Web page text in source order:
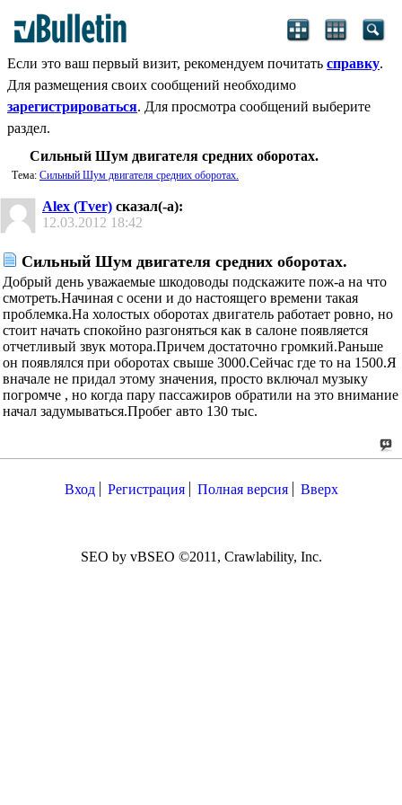
Если это ваш первый визит, рекомендуем почитать справку.
Для размещения своих сообщений необходимо
зарегистрироваться. Для просмотра сообщений выберите
раздел.
Сильный Шум двигателя средних оборотах.
Тема: Сильный Шум двигателя средних оборотах.
Alex (Tver) сказал(-а):
12.03.2012 18:42
Сильный Шум двигателя средних оборотах.
Добрый день уважаемые шкодоводы подскажите пож-а на что
смотреть.Начиная с осени и до настоящего времени такая
проблемка.На холостых оборотах двигатель работает ровно, но
стоит начать спокойно разгоняться как в салоне появляется
отчетливый звук мотора.Причем достаточно громкий.Раньше
он появлялся при оборотах свыше 3000.Сейчас где то на 1500.Я
вначале не придал этому значения, просто включал музыку
погромче , но когда пару пассажиров обратили на это внимание
начал задумываться.Пробег авто 130 тыс.
Вход Регистрация Полная версия Вверх
SEO by vBSEO ©2011, Crawlability, Inc.